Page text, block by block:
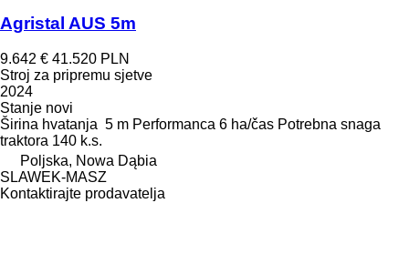
Agristal AUS 5m
9.642 € 41.520 PLN
Stroj za pripremu sjetve
2024
Stanje novi
Širina hvatanja 5 m Performanca 6 ha/čas Potrebna snaga
traktora 140 k.s.
Poljska, Nowa Dąbia
SLAWEK-MASZ
Kontaktirajte prodavatelja